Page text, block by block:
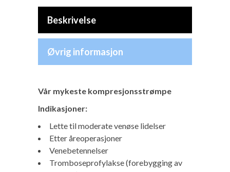
Beskrivelse
Øvrig informasjon
Vår mykeste kompresjonsstrømpe
Indikasjoner:
Lette til moderate venøse lidelser
Etter åreoperasjoner
Venebetennelser
Tromboseprofylakse (forebygging av